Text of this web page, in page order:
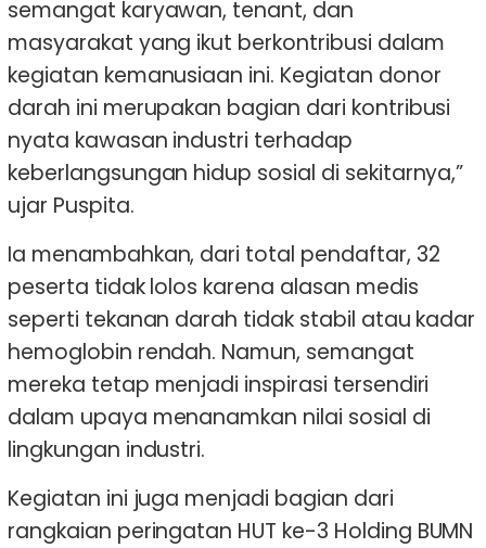
semangat karyawan, tenant, dan
masyarakat yang ikut berkontribusi dalam
kegiatan kemanusiaan ini. Kegiatan donor
darah ini merupakan bagian dari kontribusi
nyata kawasan industri terhadap
keberlangsungan hidup sosial di sekitarnya,”
ujar Puspita.
Ia menambahkan, dari total pendaftar, 32
peserta tidak lolos karena alasan medis
seperti tekanan darah tidak stabil atau kadar
hemoglobin rendah. Namun, semangat
mereka tetap menjadi inspirasi tersendiri
dalam upaya menanamkan nilai sosial di
lingkungan industri.
Kegiatan ini juga menjadi bagian dari
rangkaian peringatan HUT ke-3 Holding BUMN